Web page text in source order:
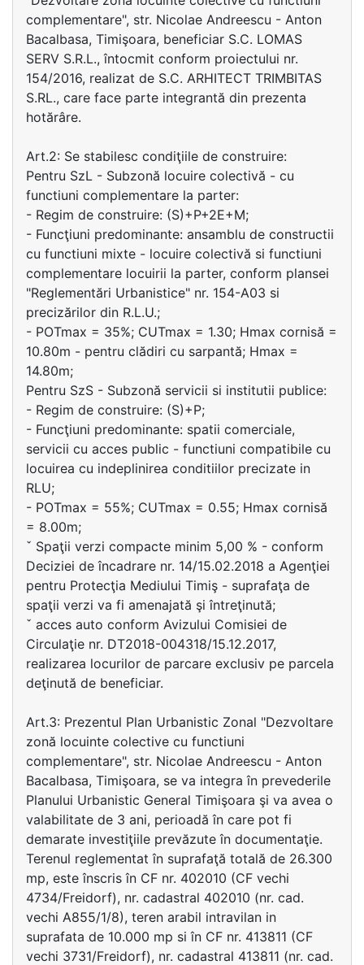
complementare", str. Nicolae Andreescu - Anton
Bacalbasa, Timişoara, beneficiar S.C. LOMAS
SERV S.R.L., întocmit conform proiectului nr.
154/2016, realizat de S.C. ARHITECT TRIMBITAS
S.RL., care face parte integrantă din prezenta
hotărâre.
Art.2: Se stabilesc condiţiile de construire:
Pentru SzL - Subzonă locuire colectivă - cu
functiuni complementare la parter:
- Regim de construire: (S)+P+2E+M;
- Funcţiuni predominante: ansamblu de constructii
cu functiuni mixte - locuire colectivă si functiuni
complementare locuirii la parter, conform plansei
"Reglementări Urbanistice" nr. 154-A03 si
precizărilor din R.L.U.;
- POTmax = 35%; CUTmax = 1.30; Hmax cornisă =
10.80m - pentru clădiri cu sarpantă; Hmax =
14.80m;
Pentru SzS - Subzonă servicii si institutii publice:
- Regim de construire: (S)+P;
- Funcţiuni predominante: spatii comerciale,
servicii cu acces public - functiuni compatibile cu
locuirea cu indeplinirea conditiilor precizate in
RLU;
- POTmax = 55%; CUTmax = 0.55; Hmax cornisă
= 8.00m;
ˇ Spaţii verzi compacte minim 5,00 % - conform
Deciziei de încadrare nr. 14/15.02.2018 a Agenţiei
pentru Protecţia Mediului Timiş - suprafaţa de
spaţii verzi va fi amenajată şi întreţinută;
ˇ acces auto conform Avizului Comisiei de
Circulaţie nr. DT2018-004318/15.12.2017,
realizarea locurilor de parcare exclusiv pe parcela
deţinută de beneficiar.
Art.3: Prezentul Plan Urbanistic Zonal "Dezvoltare
zonă locuinte colective cu functiuni
complementare", str. Nicolae Andreescu - Anton
Bacalbasa, Timişoara, se va integra în prevederile
Planului Urbanistic General Timişoara şi va avea o
valabilitate de 3 ani, perioadă în care pot fi
demarate investiţiile prevăzute în documentaţie.
Terenul reglementat în suprafaţă totală de 26.300
mp, este înscris în CF nr. 402010 (CF vechi
4734/Freidorf), nr. cadastral 402010 (nr. cad.
vechi A855/1/8), teren arabil intravilan in
suprafata de 10.000 mp si în CF nr. 413811 (CF
vechi 3731/Freidorf), nr. cadastral 413811 (nr. cad.